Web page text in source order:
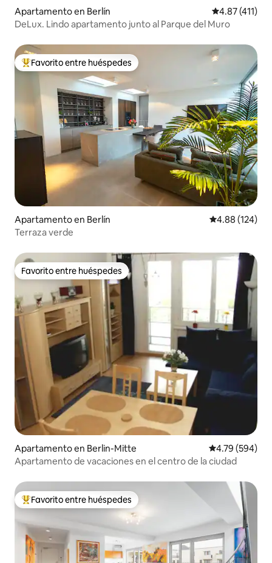
Apartamento en Berlín Calificación
4.87 (411)
DeLux. Lindo apartamento junto al Parque del Muro
Favorito entre huéspedes preferido
Favorito entre huéspedes
Apartamento en Berlín Calificación
4.88 (124)
Terraza verde
Favorito entre huéspedes
Favorito entre huéspedes
Apartamento en Berlin-Mitte Calificación
4.79 (594)
Apartamento de vacaciones en el centro de la ciudad
Favorito entre huéspedes preferido
Favorito entre huéspedes